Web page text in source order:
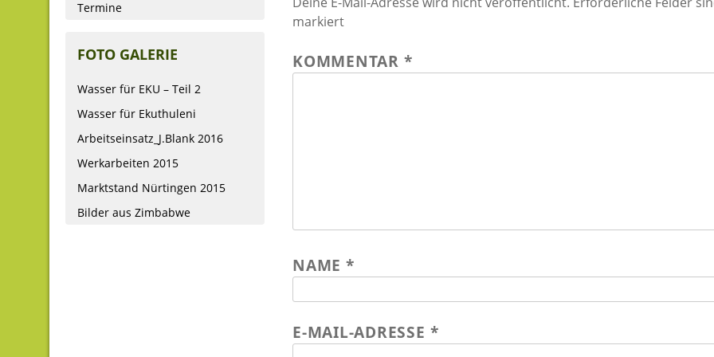
Termine
FOTO GALERIE
Wasser für EKU – Teil 2
Wasser für Ekuthuleni
Arbeitseinsatz_J.Blank 2016
Werkarbeiten 2015
Marktstand Nürtingen 2015
Bilder aus Zimbabwe
markiert
KOMMENTAR *
NAME *
E-MAIL-ADRESSE *